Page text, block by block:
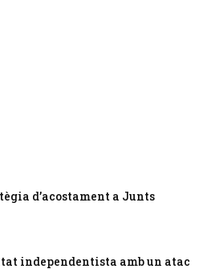
d’acostament a Junts
independentista amb un atac